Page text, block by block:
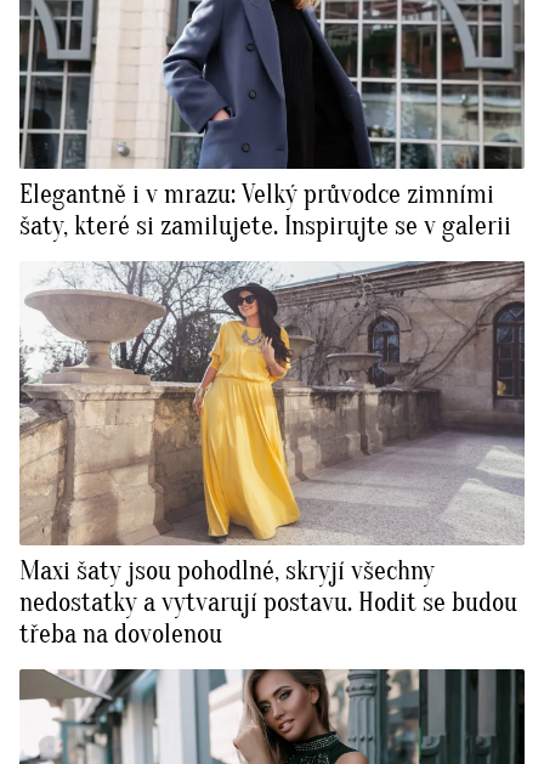
Elegantně i v mrazu: Velký průvodce zimními
šaty, které si zamilujete. Inspirujte se v galerii
Maxi šaty jsou pohodlné, skryjí všechny
nedostatky a vytvarují postavu. Hodit se budou
třeba na dovolenou